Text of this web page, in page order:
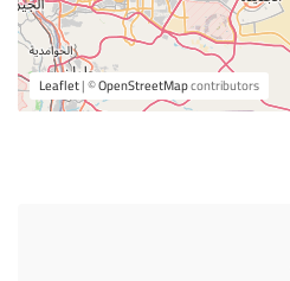
Leaflet| ©OpenStreetMapcontributors